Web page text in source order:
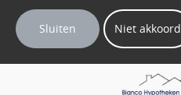
Sluiten Niet akkoord